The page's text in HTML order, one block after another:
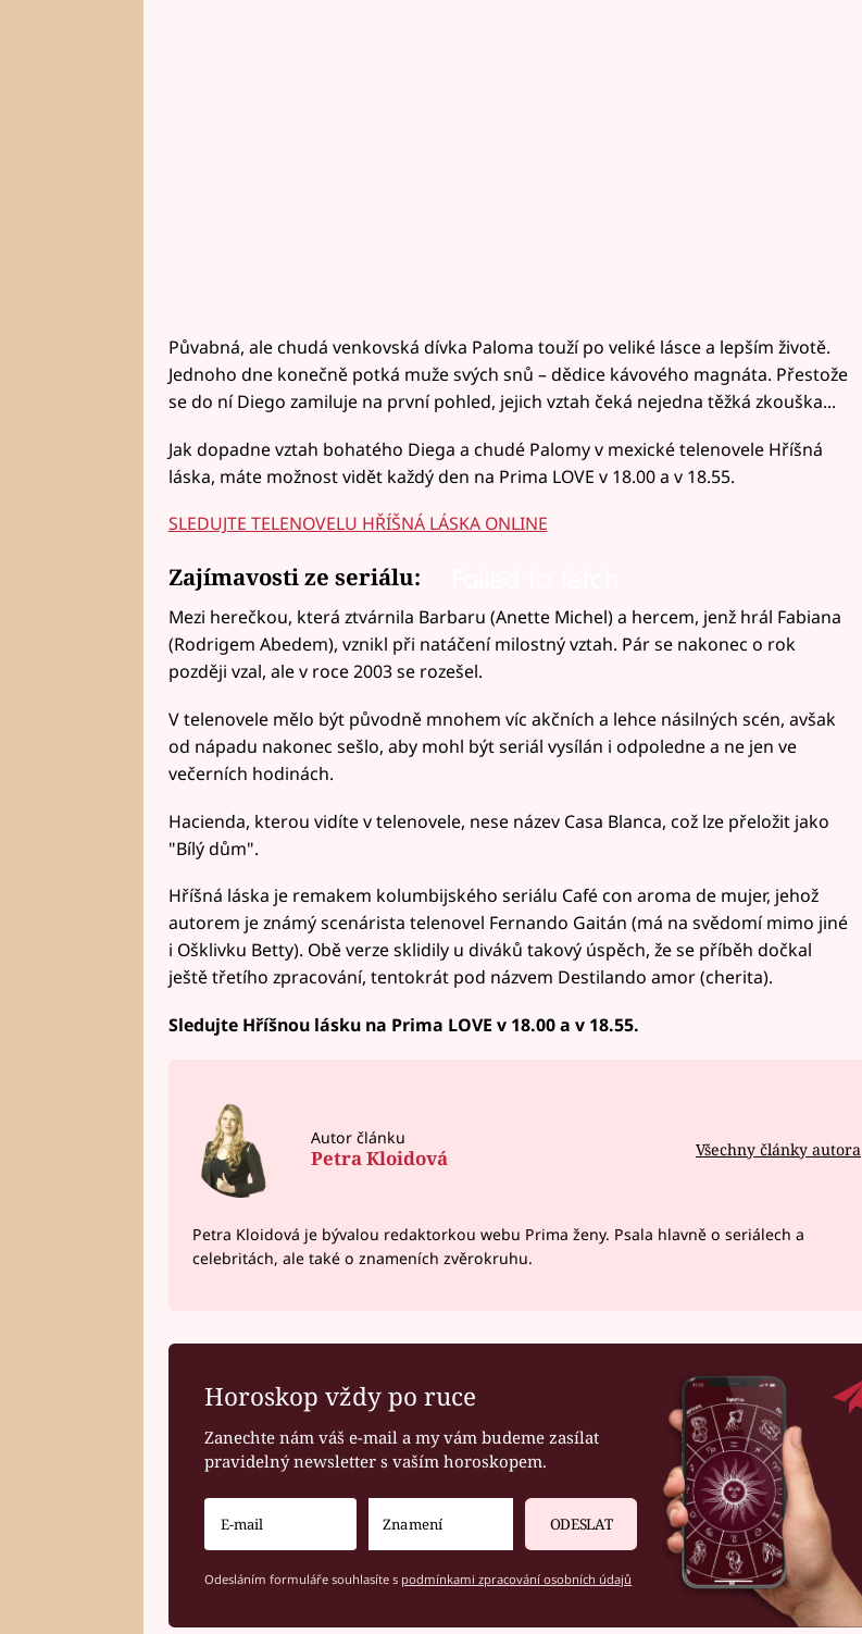
Půvabná, ale chudá venkovská dívka Paloma touží po veliké lásce a lepším životě.
Jednoho dne konečně potká muže svých snů – dědice kávového magnáta. Přestože
se do ní Diego zamiluje na první pohled, jejich vztah čeká nejedna těžká zkouška...
Jak dopadne vztah bohatého Diega a chudé Palomy v mexické telenovele Hříšná
láska, máte možnost vidět každý den na Prima LOVE v 18.00 a v 18.55.
SLEDUJTE TELENOVELU HŘÍŠNÁ LÁSKA ONLINE
Zajímavosti ze seriálu:
Mezi herečkou, která ztvárnila Barbaru (Anette Michel) a hercem, jenž hrál Fabiana
(Rodrigem Abedem), vznikl při natáčení milostný vztah. Pár se nakonec o rok
později vzal, ale v roce 2003 se rozešel.
V telenovele mělo být původně mnohem víc akčních a lehce násilných scén, avšak
od nápadu nakonec sešlo, aby mohl být seriál vysílán i odpoledne a ne jen ve
večerních hodinách.
Hacienda, kterou vidíte v telenovele, nese název Casa Blanca, což lze přeložit jako
"Bílý dům".
Hříšná láska je remakem kolumbijského seriálu Café con aroma de mujer, jehož
autorem je známý scenárista telenovel Fernando Gaitán (má na svědomí mimo jiné
i Ošklivku Betty). Obě verze sklidily u diváků takový úspěch, že se příběh dočkal
ještě třetího zpracování, tentokrát pod názvem Destilando amor (cherita).
Sledujte Hříšnou lásku na Prima LOVE v 18.00 a v 18.55.
Autor článku
Petra Kloidová Všechny články autora
Petra Kloidová je bývalou redaktorkou webu Prima ženy. Psala hlavně o seriálech a
celebritách, ale také o znameních zvěrokruhu.
Horoskop vždy po ruce
Zanechte nám váš e-mail a my vám budeme zasílat
pravidelný newsletter s vaším horoskopem.
ODESLAT
Odesláním formuláře souhlasíte s podmínkami zpracování osobních údajů